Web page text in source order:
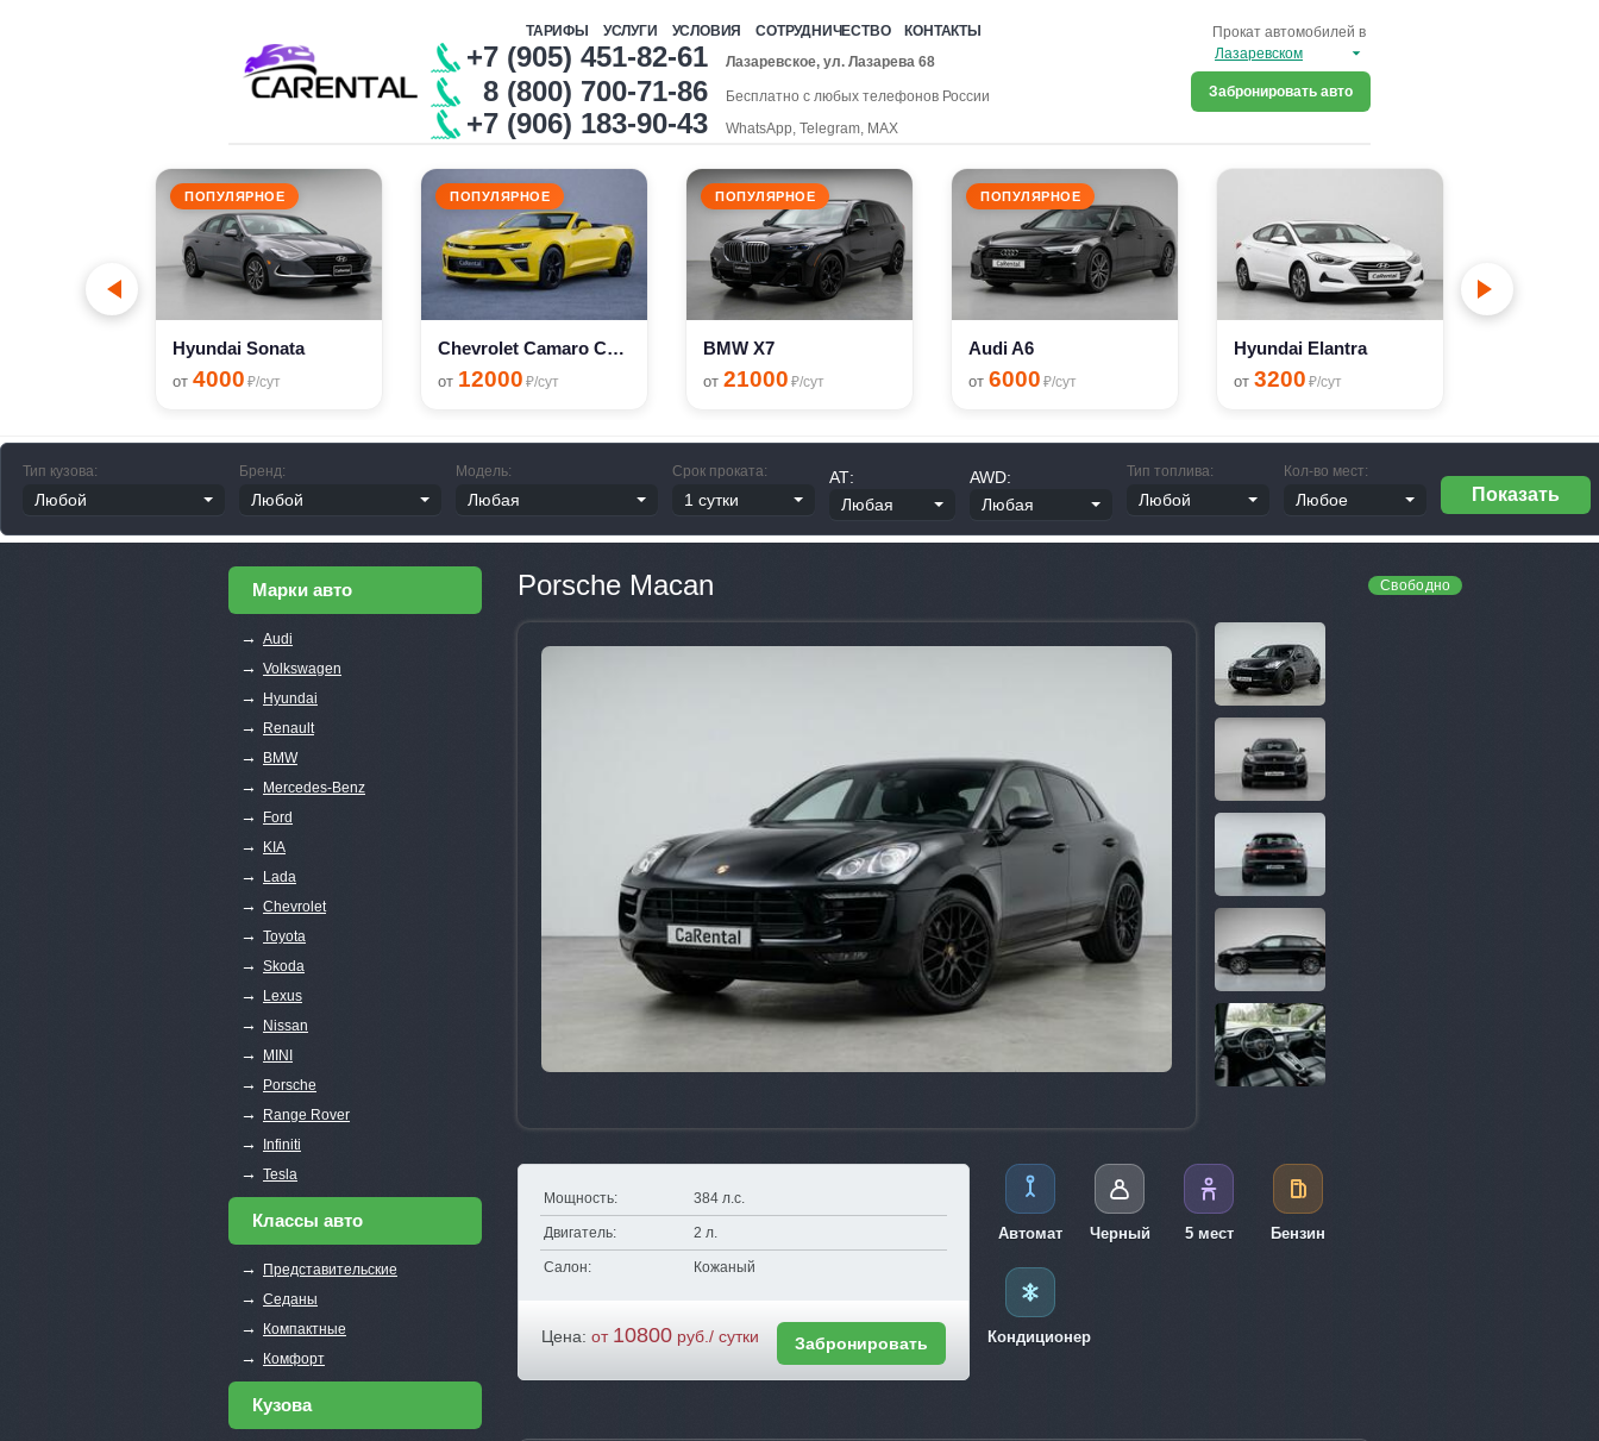
ТАРИФЫ УСЛУГИ УСЛОВИЯ СОТРУДНИЧЕСТВО КОНТАКТЫ Прокат автомобилей в
Забронировать авто
+7 (905) 451-82-61 Лазаревское, ул. Лазарева 68
8 (800) 700-71-86 Бесплатно с любых телефонов России
+7 (906) 183-90-43 WhatsApp, Telegram, MAX
ПОПУЛЯРНОЕ
Hyundai Sonata
от 4000 ₽/сут
ПОПУЛЯРНОЕ
Chevrolet Camaro Cabriolet
от 12000 ₽/сут
ПОПУЛЯРНОЕ
BMW X7
от 21000 ₽/сут
ПОПУЛЯРНОЕ
Audi A6
от 6000 ₽/сут
Hyundai Elantra
от 3200 ₽/сут
Тип кузова: Бренд: Модель: Срок проката: АТ: AWD: Тип топлива: Кол-во мест:
Марки авто
→ Audi
→ Volkswagen
→ Hyundai
→ Renault
→ BMW
→ Mercedes-Benz
→ Ford
→ KIA
→ Lada
→ Chevrolet
→ Toyota
→ Skoda
→ Lexus
→ Nissan
→ MINI
→ Porsche
→ Range Rover
→ Infiniti
→ Tesla
Классы авто
→ Представительские
→ Седаны
→ Компактные
→ Комфорт
Кузова
Porsche Macan Свободно
Мощность: 384 л.с.
Двигатель: 2 л.
Салон: Кожаный
Цена: от 10800 руб./ сутки Забронировать
Автомат Черный 5 мест Бензин
Кондиционер